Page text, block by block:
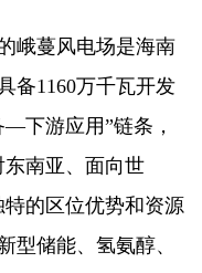
蔓风电场是海南
备1160万千瓦开发
下游应用”链条，
南亚、面向世
的区位优势和资源
型储能、氢氨醇、